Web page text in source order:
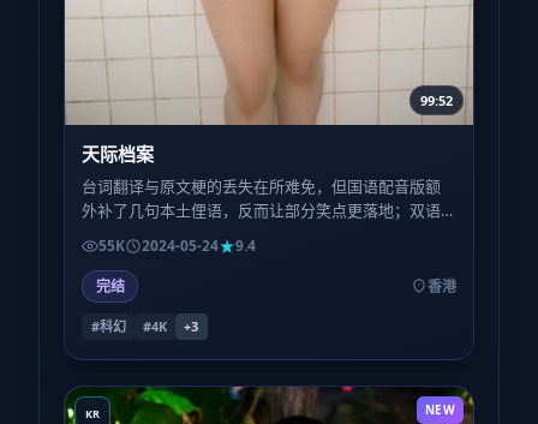
99:52
天际档案
台词翻译与原文梗的丢失在所难免，但国语配音版额
外补了几句本土俚语，反而让部分笑点更落地；双语
观众可对比两版，体验「平行宇宙」式的微妙差异。
55K 2024-05-24
9.4
完结
香港
#科幻 #4K +3
KR NEW